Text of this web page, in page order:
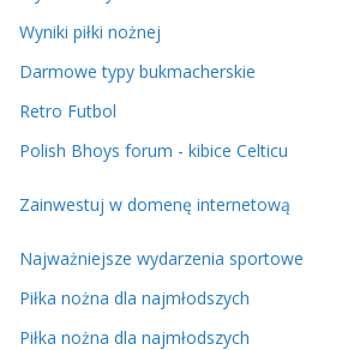
Wyniki piłki nożnej
Darmowe typy bukmacherskie
Retro Futbol
Polish Bhoys forum - kibice Celticu
Zainwestuj w domenę internetową
Najważniejsze wydarzenia sportowe
Piłka nożna dla najmłodszych
Piłka nożna dla najmłodszych